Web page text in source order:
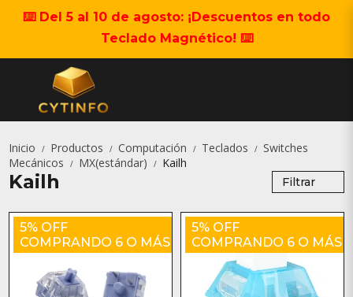
⌨️ Del 5 al 10 de agosto: ¡Descuentos en todo
Teclado Magnético! ⌨️
Inicio / Productos / Computación / Teclados / Switches
Mecánicos
/ MX(estándar) / Kailh
Kailh Filtrar
5% OFF
COMPRANDO 6 O MÁS
5% OFF
COMPRANDO 6 O MÁS